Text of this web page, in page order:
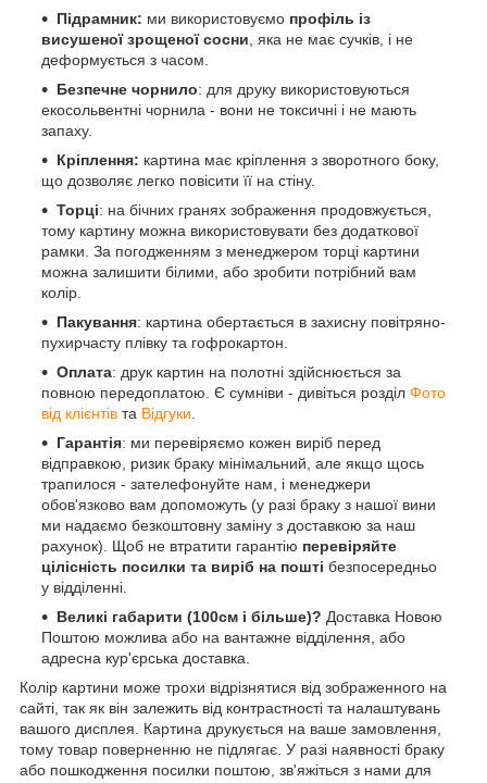
Підрамник: ми використовуємо профіль із
висушеної зрощеної сосни, яка не має сучків, і не
деформується з часом.
Безпечне чорнило: для друку використовуються
екосольвентні чорнила - вони не токсичні і не мають
запаху.
Кріплення: картина має кріплення з зворотного боку,
що дозволяє легко повісити її на стіну.
Торці: на бічних гранях зображення продовжується,
тому картину можна використовувати без додаткової
рамки. За погодженням з менеджером торці картини
можна залишити білими, або зробити потрібний вам
колір.
Пакування: картина обертається в захисну повітряно-
пухирчасту плівку та гофрокартон.
Оплата: друк картин на полотні здійснюється за
повною передоплатою. Є сумніви - дивіться розділ Фото
від клієнтів та Відгуки.
Гарантія: ми перевіряємо кожен виріб перед
відправкою, ризик браку мінімальний, але якщо щось
трапилося - зателефонуйте нам, і менеджери
обов'язково вам допоможуть (у разі браку з нашої вини
ми надаємо безкоштовну заміну з доставкою за наш
рахунок). Щоб не втратити гарантію перевіряйте
цілісність посилки та виріб на пошті безпосередньо
у відділенні.
Великі габарити (100см і більше)? Доставка Новою
Поштою можлива або на вантажне відділення, або
адресна кур'єрська доставка.
Колір картини може трохи відрізнятися від зображенного на
сайті, так як він залежить від контрастності та налаштувань
вашого дисплея. Картина друкується на ваше замовлення,
тому товар поверненню не підлягає. У разі наявності браку
або пошкодження посилки поштою, зв'яжіться з нами для